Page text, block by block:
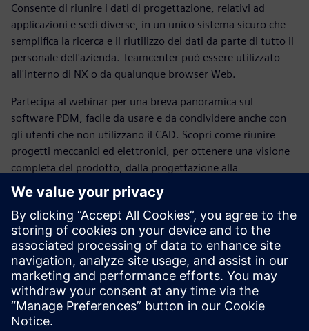
Consente di riunire i dati di progettazione, relativi ad
applicazioni e sedi diverse, in un unico sistema sicuro che
semplifica la ricerca e il riutilizzo dei dati da parte di tutto il
personale dell'azienda. Teamcenter può essere utilizzato
all'interno di NX o da qualunque browser Web.
Partecipa al webinar per una breva panoramica sul
software PDM, facile da usare e da condividere anche con
gli utenti che non utilizzano il CAD. Scopri come riunire
progetti meccanici ed elettronici, per ottenere una visione
completa del prodotto, dalla progettazione alla
produzione. Anziché sprecare tempo prezioso nella ricerca
dei dati, puoi focalizzarti sul riutilizzo e sull'ottimizzazione
dei progetti, per ridurre i costi e aumentare l'innovazione
dei prodotti.
Soprattutto, il sistema PDM è in grado di crescere insieme
alla tua azienda. Se necessiti di funzionalità più avanzate,
per la gestione del ciclo di vita del prodotto (PLM), al fine di
coinvolgere più persone e processi all'interno dell'azienda,
hai la possibilità di estendere l’uso di Teamcenter Rapid